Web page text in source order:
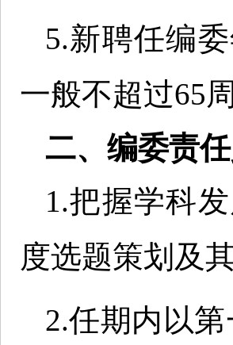
5.新聘任编
一般不超过65周
二、编委责
1.把握学科
度选题策划及
2.任期内以